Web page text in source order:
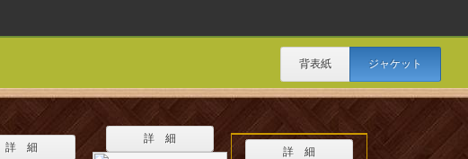
背表紙 ジャケット
詳 細
詳 細
詳 細